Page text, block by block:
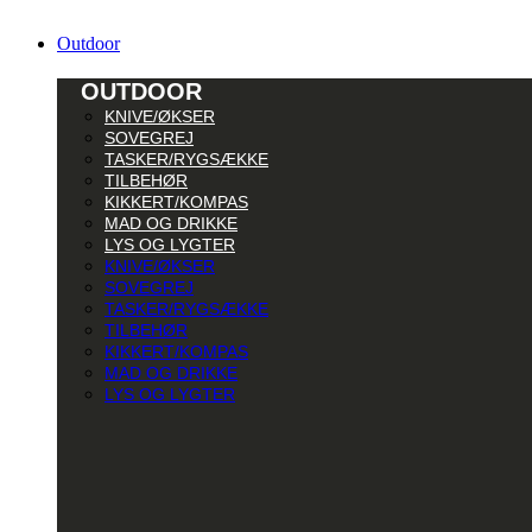
Outdoor
OUTDOOR
KNIVE/ØKSER
SOVEGREJ
TASKER/RYGSÆKKE
TILBEHØR
KIKKERT/KOMPAS
MAD OG DRIKKE
LYS OG LYGTER
KNIVE/ØKSER
SOVEGREJ
TASKER/RYGSÆKKE
TILBEHØR
KIKKERT/KOMPAS
MAD OG DRIKKE
LYS OG LYGTER